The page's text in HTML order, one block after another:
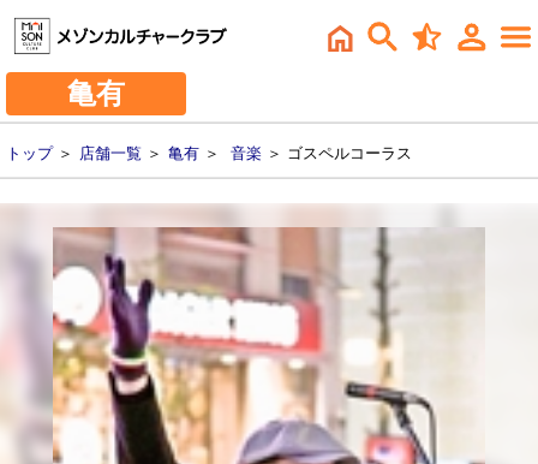
亀有
トップ＞ 店舗一覧 ＞ 亀有 ＞ 音楽 ＞ ゴスペルコーラス